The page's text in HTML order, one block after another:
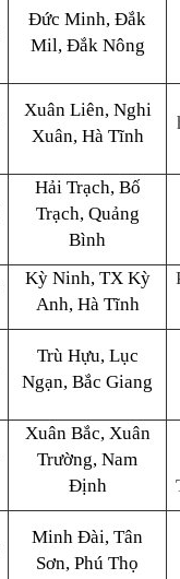
Đức Minh, Đắk
Mil, Đắk Nông
Xuân Liên, Nghi
Xuân, Hà Tĩnh
Hải Trạch, Bố
Trạch, Quảng
Bình
Kỳ Ninh, TX Kỳ
Anh, Hà Tĩnh
Trù Hựu, Lục
Ngạn, Bắc Giang
Xuân Bắc, Xuân
Trường, Nam
Định
Minh Đài, Tân
Sơn, Phú Thọ